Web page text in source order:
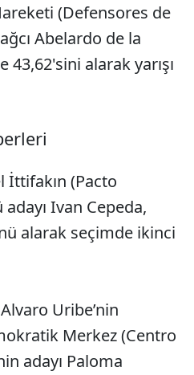
(Defensores de
Abelardo de la
43,62'sini alarak yarışı
(Pacto
Ivan Cepeda,
alarak seçimde ikinci
Uribe’nin
Merkez (Centro
adayı Paloma